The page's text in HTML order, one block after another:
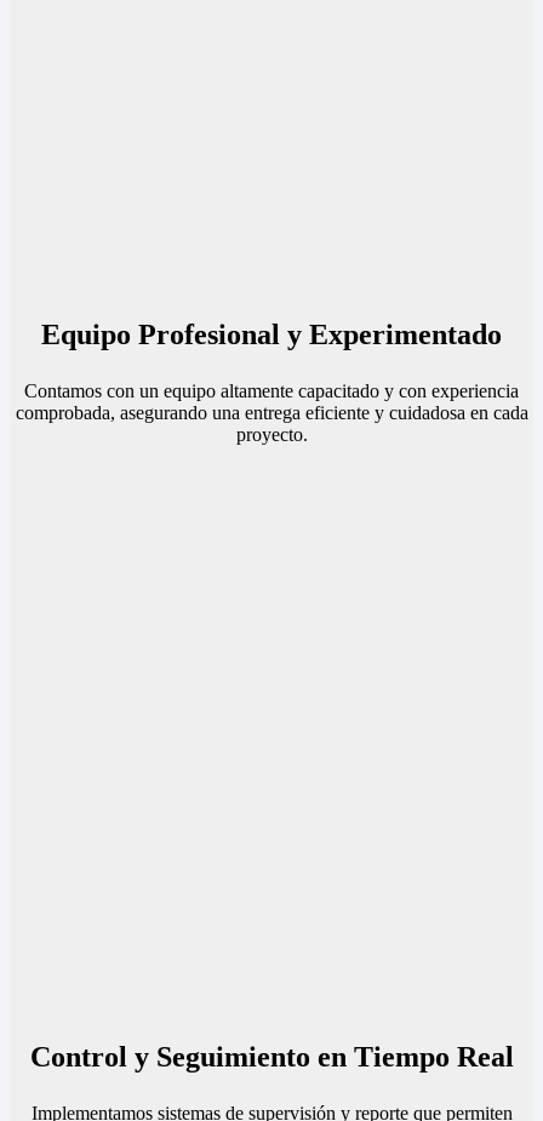
Equipo Profesional y Experimentado
Contamos con un equipo altamente capacitado y con experiencia
comprobada, asegurando una entrega eficiente y cuidadosa en cada
proyecto.
Control y Seguimiento en Tiempo Real
Implementamos sistemas de supervisión y reporte que permiten